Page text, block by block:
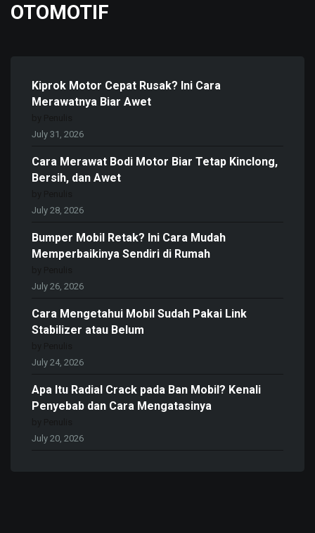
OTOMOTIF
Kiprok Motor Cepat Rusak? Ini Cara
Merawatnya Biar Awet
July 31, 2026
Cara Merawat Bodi Motor Biar Tetap Kinclong,
Bersih, dan Awet
July 28, 2026
Bumper Mobil Retak? Ini Cara Mudah
Memperbaikinya Sendiri di Rumah
July 26, 2026
Cara Mengetahui Mobil Sudah Pakai Link
Stabilizer atau Belum
July 24, 2026
Apa Itu Radial Crack pada Ban Mobil? Kenali
Penyebab dan Cara Mengatasinya
July 20, 2026